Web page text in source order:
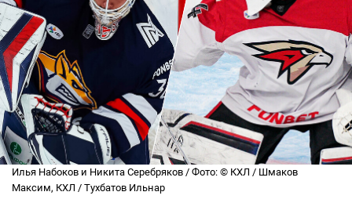
Илья Набоков и Никита Серебряков / Фото: © КХЛ / Шмаков
Максим, КХЛ / Тухбатов Ильнар